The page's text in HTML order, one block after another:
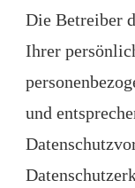
Die Betreiber
Ihrer
und